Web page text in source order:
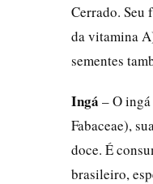
Cerrado. Seu
da vitamina
sementes
Ingá – O
Fabaceae),
doce. É
brasileiro,